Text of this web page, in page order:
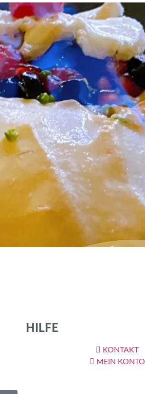
HILFE
KONTAKT
MEIN KONTO